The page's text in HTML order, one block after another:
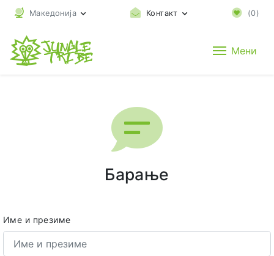
Македонија Контакт (0)
Мени
Барање
Име и презиме